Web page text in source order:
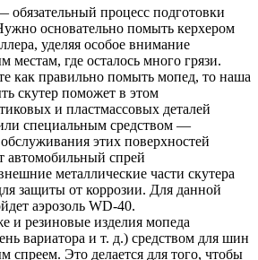
обязательный процесс подготовки
основательно помыть керхером
уделяя особое внимание
местам, где осталось много грязи.
как правильно помыть мопед, то наша
скутер поможет в этом
и пластмассовых деталей
специальным средством —
этих поверхностей
автомобильный спрей
металлические части скутера
защиты от коррозии. Для данной
аэрозоль WD-40.
и резиновые изделия мопеда
вариатора и т. д.) средством для шин
спреем. Это делается для того, чтобы